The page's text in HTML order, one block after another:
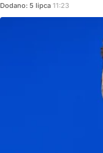
Dodano: 5 lipca 11:23